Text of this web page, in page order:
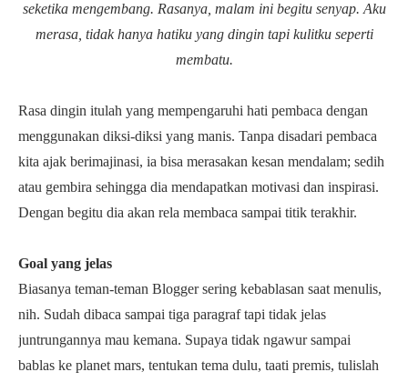
seketika mengembang. Rasanya, malam ini begitu senyap. Aku
merasa, tidak hanya hatiku yang dingin tapi kulitku seperti
membatu.
Rasa dingin itulah yang mempengaruhi hati pembaca dengan
menggunakan diksi-diksi yang manis. Tanpa disadari pembaca
kita ajak berimajinasi, ia bisa merasakan kesan mendalam; sedih
atau gembira sehingga dia mendapatkan motivasi dan inspirasi.
Dengan begitu dia akan rela membaca sampai titik terakhir.
Goal yang jelas
Biasanya teman-teman Blogger sering kebablasan saat menulis,
nih. Sudah dibaca sampai tiga paragraf tapi tidak jelas
juntrungannya mau kemana. Supaya tidak ngawur sampai
bablas ke planet mars, tentukan tema dulu, taati premis, tulislah